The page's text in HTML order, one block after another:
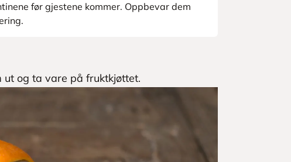
før gjestene kommer. Oppbevar dem
og ta vare på fruktkjøttet.